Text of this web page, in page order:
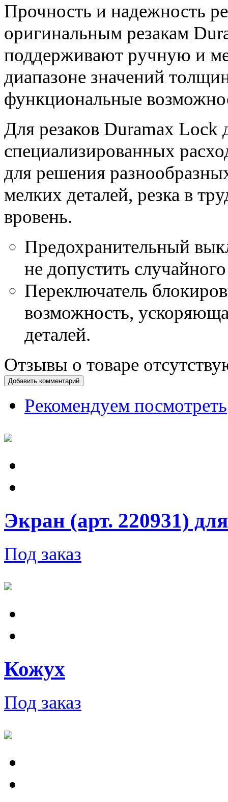
Прочность и надежность
оригинальным резакам
поддерживают ручную и
диапазоне значений
функциональные
Для резаков Duramax
специализированных
для решения
мелких деталей, резка в
вровень.
Предохранительный
не допустить
Переключатель
возможность,
деталей.
Отзывы о товаре
Добавить комментарий
Рекомендуем посмотреть
Экран (арт. 220931)
Под заказ
Кожух
Под заказ